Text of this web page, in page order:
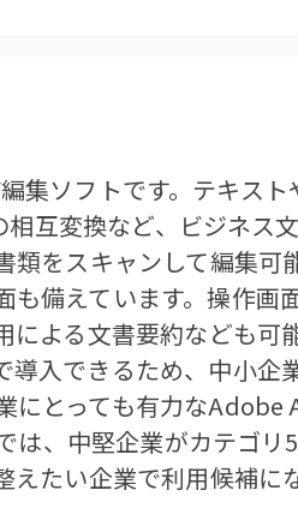
集ソフトです。テキス
互変換など、ビジネス
類をスキャンして編集
も備えています。操作
による文書要約なども
導入できるため、中小企
にとっても有力な
は、中堅企業がカテゴ
えたい企業で利用候補